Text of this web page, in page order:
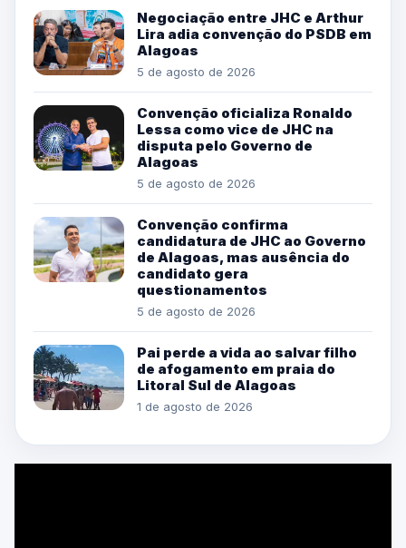
Negociação entre JHC e Arthur
Lira adia convenção do PSDB em
Alagoas
5 de agosto de 2026
Convenção oficializa Ronaldo
Lessa como vice de JHC na
disputa pelo Governo de
Alagoas
5 de agosto de 2026
Convenção confirma
candidatura de JHC ao Governo
de Alagoas, mas ausência do
candidato gera
questionamentos
5 de agosto de 2026
Pai perde a vida ao salvar filho
de afogamento em praia do
Litoral Sul de Alagoas
1 de agosto de 2026